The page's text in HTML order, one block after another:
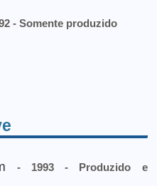
- Somente produzido
- 1993 - Produzido e